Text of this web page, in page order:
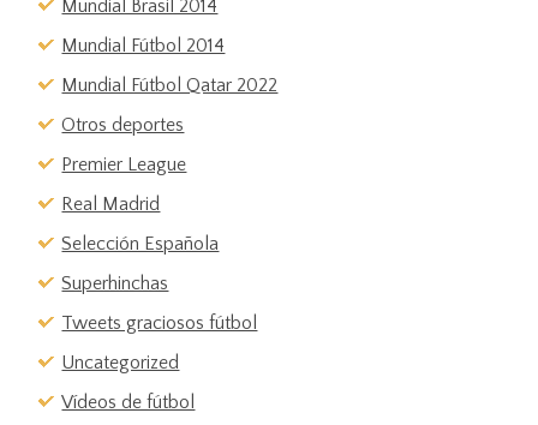
Mundial Brasil 2014
Mundial Fútbol 2014
Mundial Fútbol Qatar 2022
Otros deportes
Premier League
Real Madrid
Selección Española
Superhinchas
Tweets graciosos fútbol
Uncategorized
Vídeos de fútbol